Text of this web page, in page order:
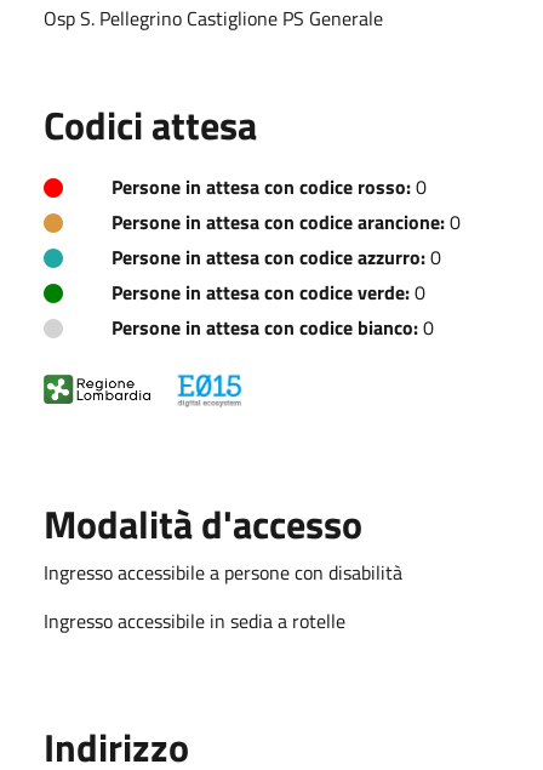
Osp S. Pellegrino Castiglione PS Generale
Codici attesa
Persone in attesa con codice rosso:0
Persone in attesa con codice arancione:0
Persone in attesa con codice azzurro:0
Persone in attesa con codice verde:0
Persone in attesa con codice bianco:0
Modalità d'accesso
Ingresso accessibile a persone con disabilità
Ingresso accessibile in sedia a rotelle
Indirizzo